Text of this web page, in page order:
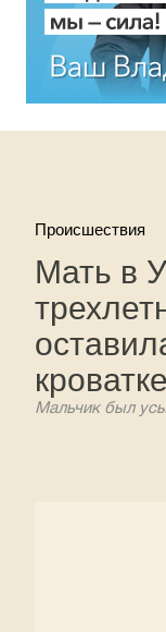
Происшествия
Мать в
кроватке
Мальчик был